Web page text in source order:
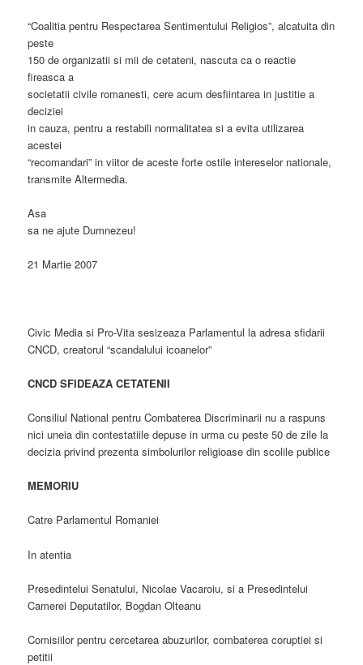
“Coalitia pentru Respectarea Sentimentului Religios”, alcatuita din
peste
150 de organizatii si mii de cetateni, nascuta ca o reactie
fireasca a
societatii civile romanesti, cere acum desfiintarea in justitie a
deciziei
in cauza, pentru a restabili normalitatea si a evita utilizarea
acestei
“recomandari” in viitor de aceste forte ostile intereselor nationale,
transmite Altermedia.
Asa
sa ne ajute Dumnezeu!
21 Martie 2007
Civic Media si Pro-Vita sesizeaza Parlamentul la adresa sfidarii
CNCD, creatorul “scandalului icoanelor”
CNCD SFIDEAZA CETATENII
Consiliul National pentru Combaterea Discriminarii nu a raspuns
nici uneia din contestatiile depuse in urma cu peste 50 de zile la
decizia privind prezenta simbolurilor religioase din scolile publice
MEMORIU
Catre Parlamentul Romaniei
In atentia
Presedintelui Senatului, Nicolae Vacaroiu, si a Presedintelui
Camerei Deputatilor, Bogdan Olteanu
Comisiilor pentru cercetarea abuzurilor, combaterea coruptiei si
petitii